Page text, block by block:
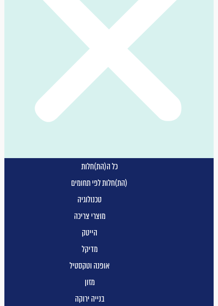
כל ה(הת)חלות
(הת)חלות לפי תחומים
טכנולוגיה
מוצרי צריכה
הייטק
מדיקל
אופנה וטקסטיל
מזון
בנייה ירוקה